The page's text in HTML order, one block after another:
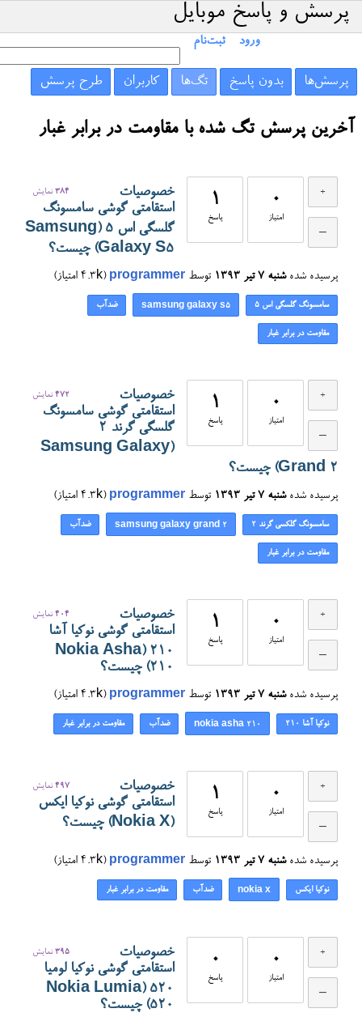
پرسش و پاسخ موبایل
ورود ثبت‌نام
پرسش‌ها بدون پاسخ تگ‌ها کاربران طرح پرسش
آخرین پرسش تگ شده با مقاومت در برابر غبار
0
امتیاز
1
پاسخ
384 نمایش
خصوصیات
استقامتی گوشی سامسونگ
گلسگی اس ۵ (Samsung
Galaxy S5) چیست؟
پرسیده شده شنبه ۷ تیر ۱۳۹۳ توسط programmer
(
4.3k امتیاز)
سامسونگ گلسگی اس ۵ samsung galaxy s5 ضدآب
مقاومت در برابر غبار
0
امتیاز
1
پاسخ
472 نمایش
خصوصیات
استقامتی گوشی سامسونگ
گلسگی گرند 2
(Samsung Galaxy
Grand 2) چیست؟
پرسیده شده شنبه ۷ تیر ۱۳۹۳ توسط programmer
(
4.3k امتیاز)
سامسونگ گلکسی گرند 2 samsung galaxy grand 2 ضدآب
مقاومت در برابر غبار
0
امتیاز
1
پاسخ
404 نمایش
خصوصیات
استقامتی گوشی نوکیا آشا
۲۱۰ (Nokia Asha
210) چیست؟
پرسیده شده شنبه ۷ تیر ۱۳۹۳ توسط programmer
(
4.3k امتیاز)
نوکیا آشا ۲۱۰ nokia asha 210 ضدآب مقاومت در برابر غبار
0
امتیاز
1
پاسخ
497 نمایش
خصوصیات
استقامتی گوشی نوکیا ایکس
(Nokia X) چیست؟
پرسیده شده شنبه ۷ تیر ۱۳۹۳ توسط programmer
(
4.3k امتیاز)
نوکیا ایکس nokia x ضدآب مقاومت در برابر غبار
0
امتیاز
0
پاسخ
395 نمایش
خصوصیات
استقامتی گوشی نوکیا لومیا
۵۲۰ (Nokia Lumia
520) چیست؟